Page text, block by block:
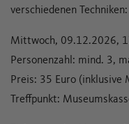
verschiedenen
Mittwoch, 09.12.2026,
Personenzahl: mind. 3,
Preis: 35 Euro (inklusive
Treffpunkt: